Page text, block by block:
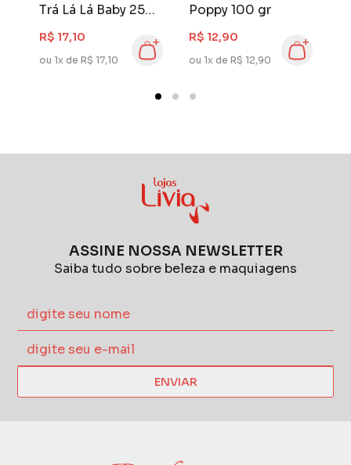
Trá Lá Lá Baby 250
ml Suave
R$ 17,10
ou 1x de R$ 17,10
Poppy 100 gr
R$ 12,90
ou 1x de R$ 12,90
ASSINE NOSSA NEWSLETTER
Saiba tudo sobre beleza e maquiagens
ENVIAR